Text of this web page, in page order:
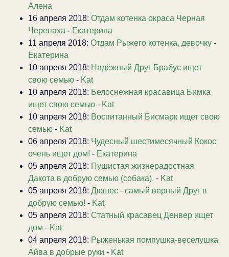
Алена
16 апреля 2018: Отдам котенка окраса Черная
Черепаха - Екатерина
11 апреля 2018: Отдам Рыжего котенка, девочку -
Екатерина
10 апреля 2018: Надёжный Друг Брабус ищет
свою семью - Kat
10 апреля 2018: Белоснежная красавица Бимка
ищет свою семью - Kat
10 апреля 2018: Воспитанный Бисмарк ищет свою
семью - Kat
06 апреля 2018: Чудесный шестимесячный Кокос
очень ищет дом! - Екатерина
05 апреля 2018: Пушистая жизнерадостная
Дакота в добрую семью (собака). - Kat
05 апреля 2018: Дюшес - самый верный Друг в
добрую семью! - Kat
05 апреля 2018: Статный красавец Денвер ищет
дом - Kat
04 апреля 2018: Рыженькая помпушка-веселушка
Айва в добрые руки - Kat